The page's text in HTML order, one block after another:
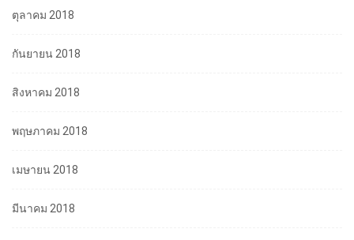
ตุลาคม 2018
กันยายน 2018
สิงหาคม 2018
พฤษภาคม 2018
เมษายน 2018
มีนาคม 2018